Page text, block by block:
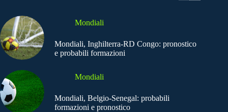
Mondiali
Mondiali, Inghilterra-RD Congo: pronostico
e probabili formazioni
Mondiali
Mondiali, Belgio-Senegal: probabili
formazioni e pronostico